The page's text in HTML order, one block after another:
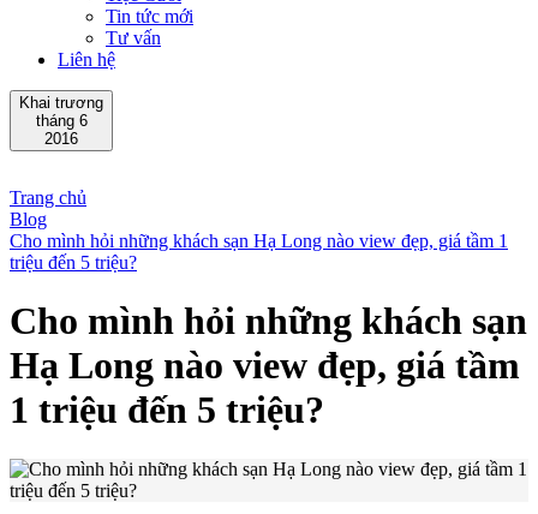
Tin tức mới
Tư vấn
Liên hệ
Khai trương
tháng 6
2016
Trang chủ
Blog
Cho mình hỏi những khách sạn Hạ Long nào view đẹp, giá tầm 1
triệu đến 5 triệu?
Cho mình hỏi những khách sạn
Hạ Long nào view đẹp, giá tầm
1 triệu đến 5 triệu?